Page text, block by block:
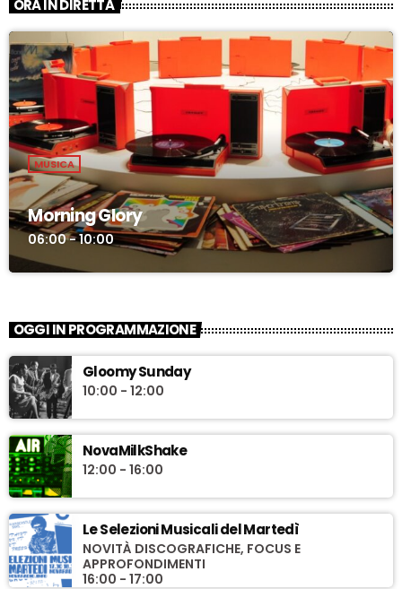
ORA IN DIRETTA
MUSICA
Morning Glory
06:00 - 10:00
OGGI IN PROGRAMMAZIONE
Gloomy Sunday
10:00 - 12:00
NovaMilkShake
12:00 - 16:00
Le Selezioni Musicali del Martedì
NOVITÀ DISCOGRAFICHE, FOCUS E
APPROFONDIMENTI
16:00 - 17:00